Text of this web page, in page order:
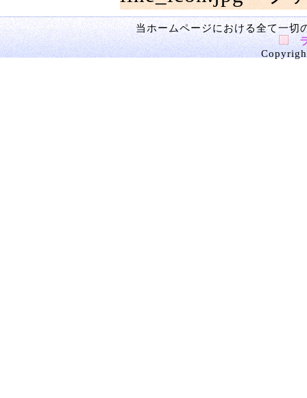
当ホームページにおける全て一